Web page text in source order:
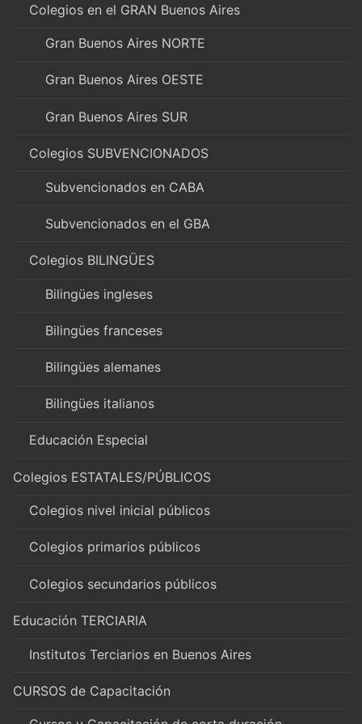
Colegios en el GRAN Buenos Aires
Gran Buenos Aires NORTE
Gran Buenos Aires OESTE
Gran Buenos Aires SUR
Colegios SUBVENCIONADOS
Subvencionados en CABA
Subvencionados en el GBA
Colegios BILINGÜES
Bilingües ingleses
Bilingües franceses
Bilingües alemanes
Bilingües italianos
Educación Especial
Colegios ESTATALES/PÚBLICOS
Colegios nivel inicial públicos
Colegios primarios públicos
Colegios secundarios públicos
Educación TERCIARIA
Institutos Terciarios en Buenos Aires
CURSOS de Capacitación